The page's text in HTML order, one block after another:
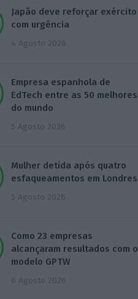
Japão deve reforçar exército
com urgência
4 Agosto 2026
Empresa espanhola de
EdTech entre as 50 melhores
do mundo
5 Agosto 2026
Mulher detida após quatro
esfaqueamentos em Londres
5 Agosto 2026
Como 23 empresas
alcançaram resultados com o
modelo GPTW
6 Agosto 2026